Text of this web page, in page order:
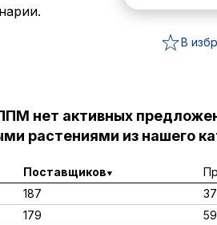
В
нет активных
растениями из нашего
Поставщиков
187
179